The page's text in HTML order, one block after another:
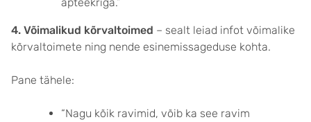
4. Võimalikud kõrvaltoimed – sealt leiad infot võimalike
kõrvaltoimete ning nende esinemissageduse kohta.
Pane tähele:
“Nagu kõik ravimid, võib ka see ravim